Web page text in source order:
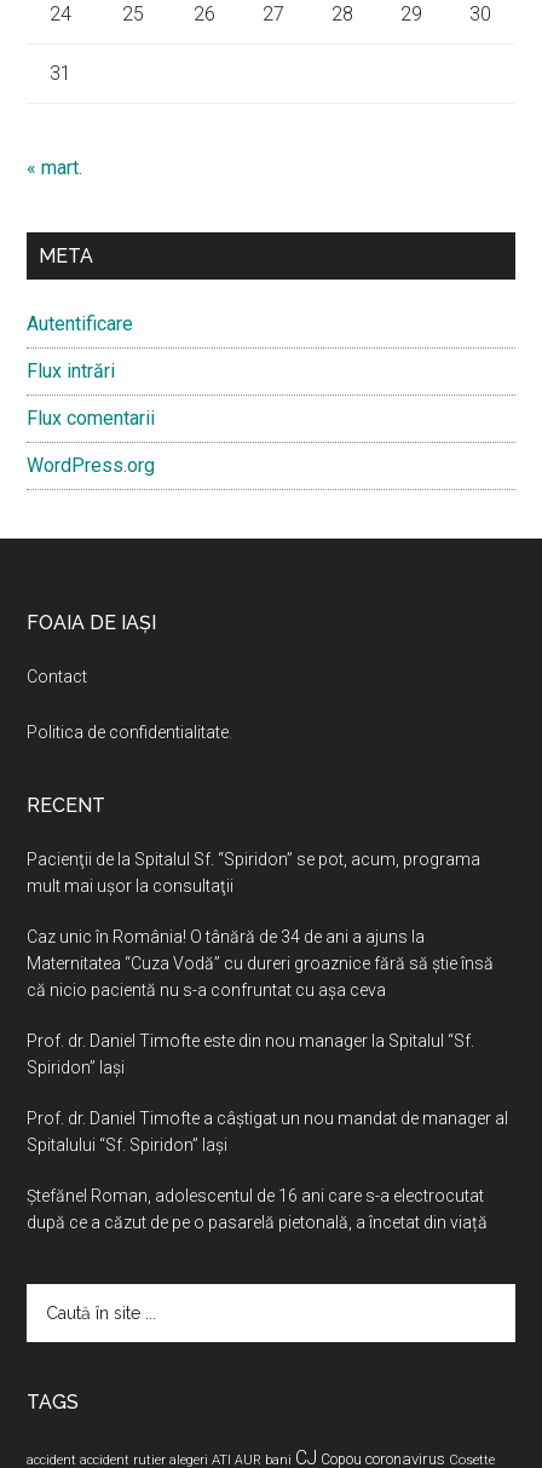
24 25 26 27 28 29 30
31
« mart.
META
Autentificare
Flux intrări
Flux comentarii
WordPress.org
Footer
FOAIA DE IAȘI
Contact
Politica de confidentialitate
RECENT
Pacienţii de la Spitalul Sf. “Spiridon” se pot, acum, programa
mult mai uşor la consultaţii
Caz unic în România! O tânără de 34 de ani a ajuns la
Maternitatea “Cuza Vodă” cu dureri groaznice fără să ştie însă
că nicio pacientă nu s-a confruntat cu așa ceva
Prof. dr. Daniel Timofte este din nou manager la Spitalul “Sf.
Spiridon” Iaşi
Prof. dr. Daniel Timofte a câștigat un nou mandat de manager al
Spitalului “Sf. Spiridon” Iași
Ştefănel Roman, adolescentul de 16 ani care s-a electrocutat
după ce a căzut de pe o pasarelă pietonală, a încetat din viață
TAGS
accident accident rutier alegeri ATI AUR bani CJ Copou coronavirus Cosette